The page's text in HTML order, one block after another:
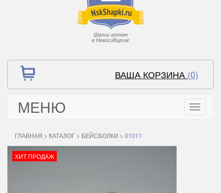
ВАША КОРЗИНА (0)
МЕНЮ
Toggle
ГЛАВНАЯ > КАТАЛОГ > БЕЙСБОЛКИ > 01011
ХИТ ПРОДАЖ